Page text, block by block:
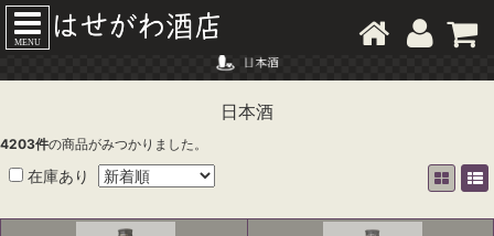
MENU
日本酒
4203件の商品がみつかりました。
在庫あり